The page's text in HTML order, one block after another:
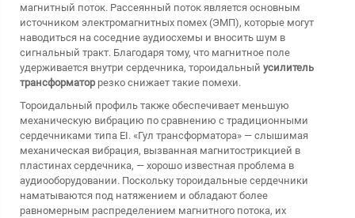
магнитный поток. Рассеянный поток является основным
источником электромагнитных помех (ЭМП), которые могут
наводиться на соседние аудиосхемы и вносить шум в
сигнальный тракт. Благодаря тому, что магнитное поле
удерживается внутри сердечника, тороидальный усилитель
трансформатор резко снижает такие помехи.
Тороидальный профиль также обеспечивает меньшую
механическую вибрацию по сравнению с традиционными
сердечниками типа EI. «Гул трансформатора» — слышимая
механическая вибрация, вызванная магнитострикцией в
пластинах сердечника, — хорошо известная проблема в
аудиооборудовании. Поскольку тороидальные сердечники
наматываются под натяжением и обладают более
равномерным распределением магнитного потока, их